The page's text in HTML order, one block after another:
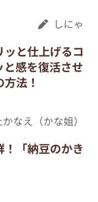
しにゃ
と仕上げるコ
と感を復活させ
法！
なえ（かな姐）
「納豆のかき